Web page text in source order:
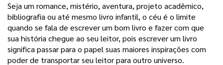
Seja um romance, mistério, aventura, projeto acadêmico,
bibliografia ou até mesmo livro infantil, o céu é o limite
quando se fala de escrever um bom livro e fazer com que
sua história chegue ao seu leitor, pois escrever um livro
significa passar para o papel suas maiores inspirações com
poder de transportar seu leitor para outro universo.